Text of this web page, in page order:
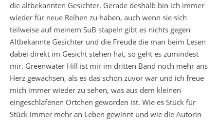
die altbekannten Gesichter. Gerade deshalb bin ich immer
wieder für neue Reihen zu haben, auch wenn sie sich
teilweise auf meinem SuB stapeln gibt es nichts gegen
Altbekannte Gesichter und die Freude die man beim Lesen
dabei direkt im Gesicht stehen hat, so geht es zumindest
mir. Greenwater Hill ist mir im dritten Band noch mehr ans
Herz gewachsen, als es das schon zuvor war und ich freue
mich immer wieder zu sehen, was aus dem kleinen
eingeschlafenen Örtchen geworden ist. Wie es Stück für
Stück immer mehr an Leben gewinnt und wie die Autorin